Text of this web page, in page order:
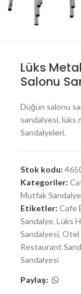
Lüks
Salonu
Düğün salonu
sandalyesi, lüks
Sandalyeleri.
Stok kodu:
Kategoriler:
Mutfak
Etiketler: Cafe
Sandalye, Lüks
Sandalyesi, Otel
Restaurant
Sandalyesi
Paylaş: